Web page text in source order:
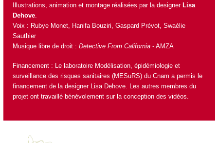
Illustrations, animation et montage réalisées par la designer Lisa
Dehove.
Voix : Rubye Monet, Hanifa Bouziri, Gaspard Prévot, Swaélie
Sauthier
Musique libre de droit : Detective From California - AMZA
Financement : Le laboratoire Modélisation, épidémiologie et
surveillance des risques sanitaires (MESuRS)du Cnam a permis le
financement de la designer Lisa Dehove. Les autres membres du
projet ont travaillé bénévolement sur la conception des vidéos.